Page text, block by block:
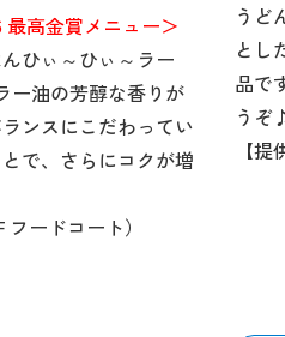
最高金賞メニュー＞
ひぃ～ひぃ～ラー
ー油の芳醇な香りが
ンスにこだわってい
で、さらにコクが増
フードコート）
うど
とし
品で
うぞ
【